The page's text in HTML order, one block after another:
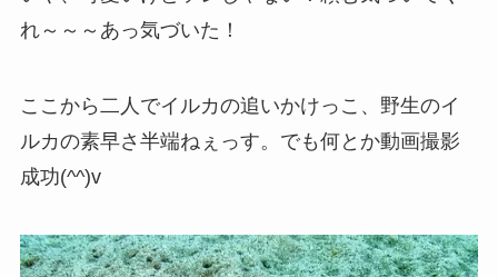
れ～～～あっ気づいた！
ここから二人でイルカの追いかけっこ、野生のイ
ルカの素早さ半端ねぇっす。でも何とか動画撮影
成功(^^)v